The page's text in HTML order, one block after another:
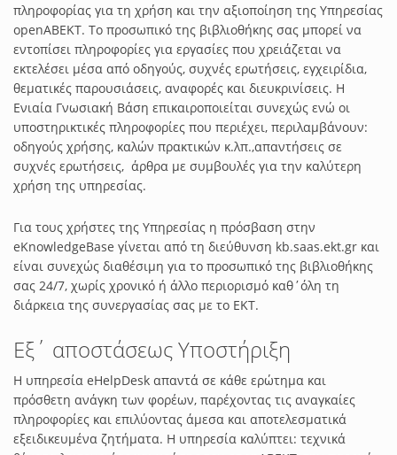
πληροφορίας για τη χρήση και την αξιοποίηση της Υπηρεσίας
openABEKT. Το προσωπικό της βιβλιοθήκης σας μπορεί να
εντοπίσει πληροφορίες για εργασίες που χρειάζεται να
εκτελέσει μέσα από οδηγούς, συχνές ερωτήσεις, εγχειρίδια,
θεματικές παρουσιάσεις, αναφορές και διευκρινίσεις. Η
Ενιαία Γνωσιακή Βάση επικαιροποιείται συνεχώς ενώ οι
υποστηρικτικές πληροφορίες που περιέχει, περιλαμβάνουν:
οδηγούς χρήσης, καλών πρακτικών κ.λπ.,απαντήσεις σε
συχνές ερωτήσεις, άρθρα με συμβουλές για την καλύτερη
χρήση της υπηρεσίας.
Για τους χρήστες της Υπηρεσίας η πρόσβαση στην
eKnowledgeBase γίνεται από τη διεύθυνση kb.saas.ekt.gr και
είναι συνεχώς διαθέσιμη για το προσωπικό της βιβλιοθήκης
σας 24/7, χωρίς χρονικό ή άλλο περιορισμό καθ΄όλη τη
διάρκεια της συνεργασίας σας με το ΕΚΤ.
Εξ΄ αποστάσεως Υποστήριξη
Η υπηρεσία eHelpDesk απαντά σε κάθε ερώτημα και
πρόσθετη ανάγκη των φορέων, παρέχοντας τις αναγκαίες
πληροφορίες και επιλύοντας άμεσα και αποτελεσματικά
εξειδικευμένα ζητήματα. Η υπηρεσία καλύπτει: τεχνικά